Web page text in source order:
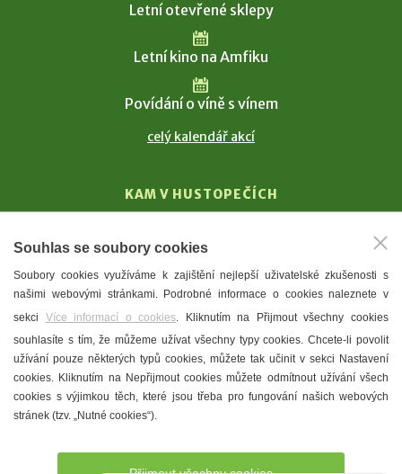
Letní otevřené sklepy
Letní kino na Amfiku
Povídání o víně s vínem
celý kalendář akcí
KAM V HUSTOPEČÍCH
T. G. Masaryk
Mandloně
Ubytování
Restaurace
Městské muzeum a galerie
Denní meníčka
Souhlas se soubory cookies
Soubory cookies využíváme k zajištění nejlepší uživatelské zkušenosti s
našimi webovými stránkami. Podrobné informace o cookies naleznete v
sekci Více informací o cookies. Kliknutím na Přijmout všechny cookies
souhlasíte s tím, že můžeme užívat všechny typy cookies. Chcete-li povolit
užívání pouze některých typů cookies, můžete tak učinit v sekci Nastavení
cookies. Kliknutím na Nepřijmout cookies můžete odmítnout užívání všech
cookies s výjimkou těch, které jsou třeba pro fungování našich webových
stránek (tzv. „Nutné cookies“).